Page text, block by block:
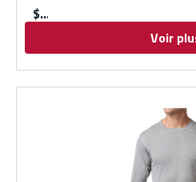
$
Voir